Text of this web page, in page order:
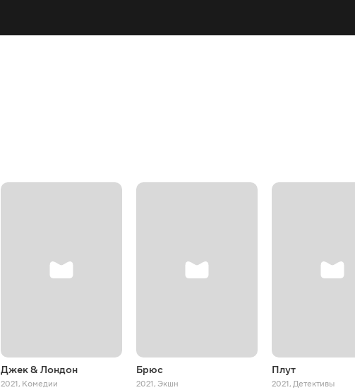
Джек & Лондон
2021, Комедии
Брюс
2021, Экшн
Плут
2021, Детективы